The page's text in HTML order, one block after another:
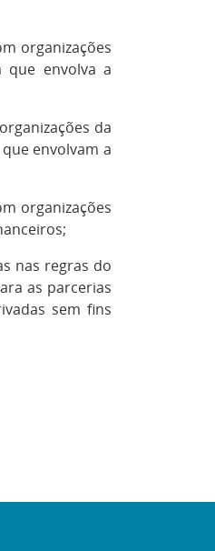
organizações
que envolva a
da
envolvam a
organizações
nas regras do
as parcerias
sem fins